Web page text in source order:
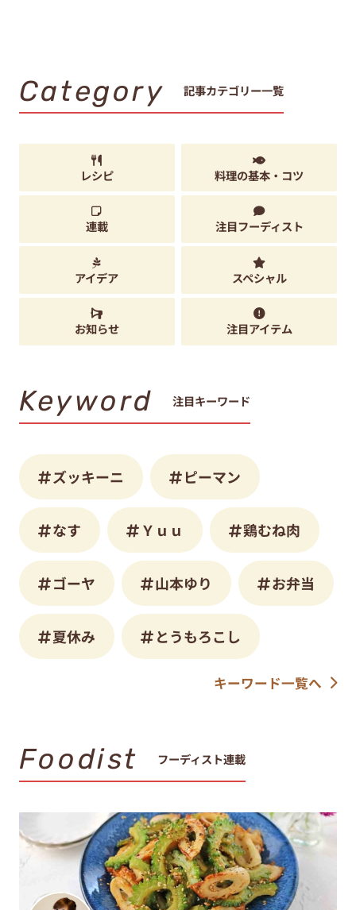
Category 記事カテゴリー一覧
レシピ 料理の基本・コツ
連載 注目フーディスト
アイデア スペシャル
お知らせ 注目アイテム
Keyword 注目キーワード
ズッキーニ ピーマン
なす Ｙｕｕ 鶏むね肉
ゴーヤ 山本ゆり お弁当
夏休み とうもろこし
キーワード一覧へ
Foodist フーディスト連載